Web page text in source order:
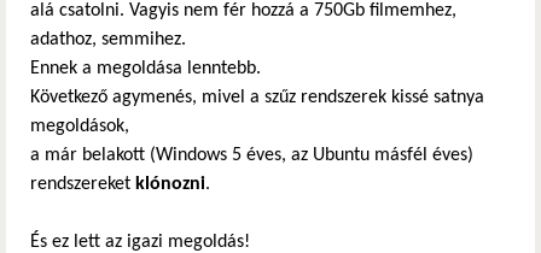
alá csatolni. Vagyis nem fér hozzá a 750Gb filmemhez,
adathoz, semmihez.
Ennek a megoldása lenntebb.
Következő agymenés, mivel a szűz rendszerek kissé satnya
megoldások,
a már belakott (Windows 5 éves, az Ubuntu másfél éves)
rendszereket klónozni.
És ez lett az igazi megoldás!